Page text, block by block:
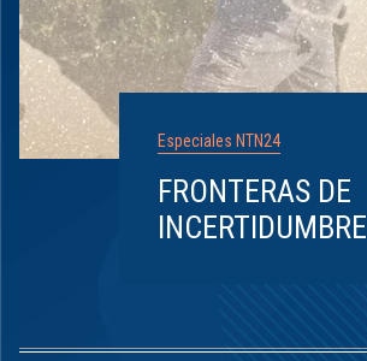
Especiales NTN24
FRONTERAS DE
INCERTIDUMBRE